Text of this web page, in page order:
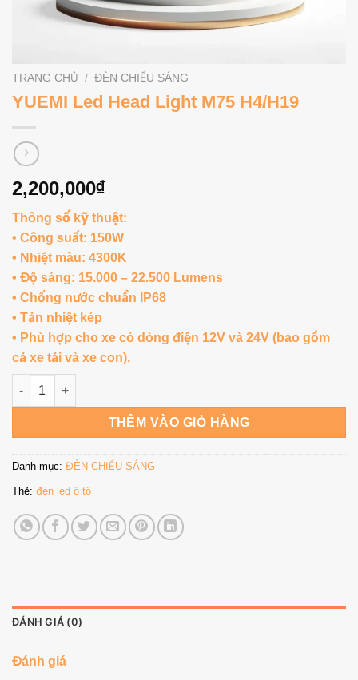
TRANG CHỦ / ĐÈN CHIẾU SÁNG
YUEMI Led Head Light M75 H4/H19
2,200,000₫
Thông số kỹ thuật:
• Công suất: 150W
• Nhiệt màu: 4300K
• Độ sáng: 15.000 – 22.500 Lumens
• Chống nước chuẩn IP68
• Tản nhiệt kép
• Phù hợp cho xe có dòng điện 12V và 24V (bao gồm
cả xe tải và xe con).
YUEMI Led Head Light M75 H4/H19 số lượng
THÊM VÀO GIỎ HÀNG
Danh mục: ĐÈN CHIẾU SÁNG
Thẻ: đèn led ô tô
ĐÁNH GIÁ (0)
Đánh giá